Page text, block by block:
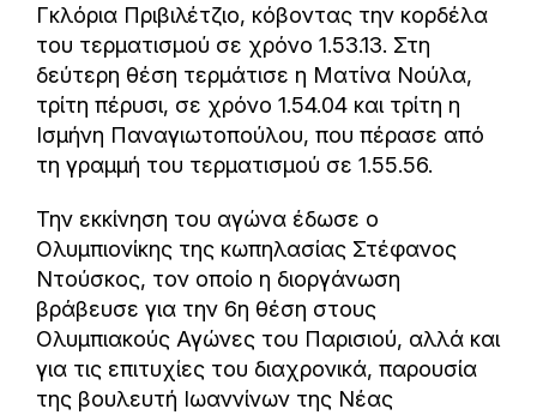
Γκλόρια Πριβιλέτζιο, κόβοντας την κορδέλα
του τερματισμού σε χρόνο 1.53.13. Στη
δεύτερη θέση τερμάτισε η Ματίνα Νούλα,
τρίτη πέρυσι, σε χρόνο 1.54.04 και τρίτη η
Ισμήνη Παναγιωτοπούλου, που πέρασε από
τη γραμμή του τερματισμού σε 1.55.56.
Την εκκίνηση του αγώνα έδωσε ο
Ολυμπιονίκης της κωπηλασίας Στέφανος
Ντούσκος, τον οποίο η διοργάνωση
βράβευσε για την 6η θέση στους
Ολυμπιακούς Αγώνες του Παρισιού, αλλά και
για τις επιτυχίες του διαχρονικά, παρουσία
της βουλευτή Ιωαννίνων της Νέας